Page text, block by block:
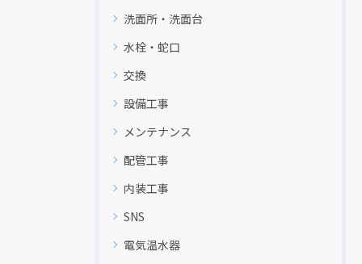
洗面所・洗面台
水栓・蛇口
交換
設備工事
メンテナンス
配管工事
内装工事
SNS
電気温水器